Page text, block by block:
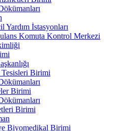
Yardım İstasyonları
Komuta Kontrol Merkezi
Tesisleri Birimi
Birimi
Birimi
Biyomedikal Birimi